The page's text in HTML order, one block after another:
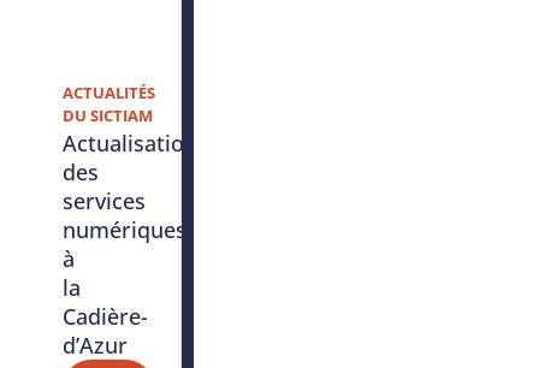
ACTUALITÉS
DU SICTIAM
Actualisation
des
services
numériques
à
la
Cadière-
d’Azur